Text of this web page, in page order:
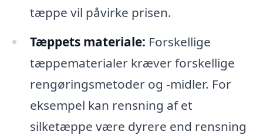
tæppe vil påvirke prisen.
Tæppets materiale: Forskellige
tæppematerialer kræver forskellige
rengøringsmetoder og -midler. For
eksempel kan rensning af et
silketæppe være dyrere end rensning